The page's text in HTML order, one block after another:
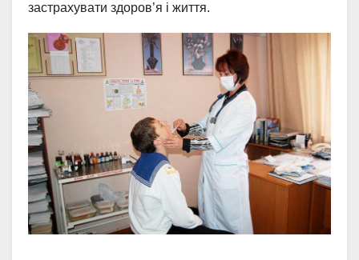
застрахувати здоров’я і життя.